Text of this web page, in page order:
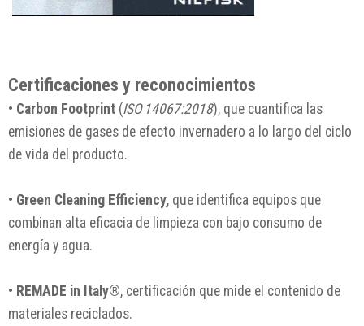
Certificaciones y reconocimientos
• Carbon Footprint (ISO 14067:2018), que cuantifica las
emisiones de gases de efecto invernadero a lo largo del ciclo
de vida del producto.
• Green Cleaning Efficiency, que identifica equipos que
combinan alta eficacia de limpieza con bajo consumo de
energía y agua.
• REMADE in Italy®, certificación que mide el contenido de
materiales reciclados.